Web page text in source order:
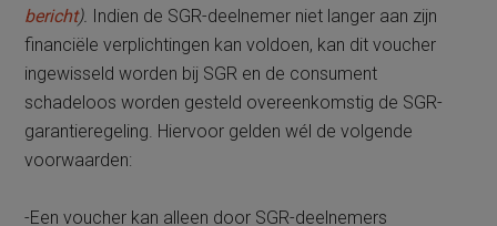
bericht). Indien de SGR-deelnemer niet langer aan zijn
financiële verplichtingen kan voldoen, kan dit voucher
ingewisseld worden bij SGR en de consument
schadeloos worden gesteld overeenkomstig de SGR-
garantieregeling. Hiervoor gelden wél de volgende
voorwaarden:
-Een voucher kan alleen door SGR-deelnemers